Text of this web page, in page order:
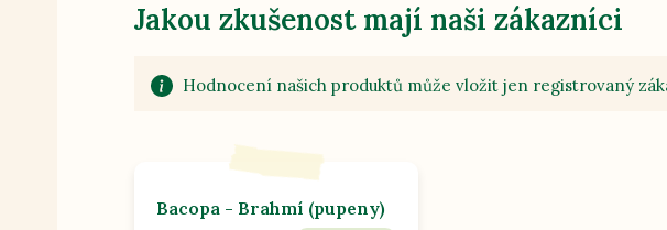
Jakou zkušenost mají naši zákazníci
Hodnocení našich produktů může vložit jen registrovaný
Bacopa - Brahmí (pupeny)